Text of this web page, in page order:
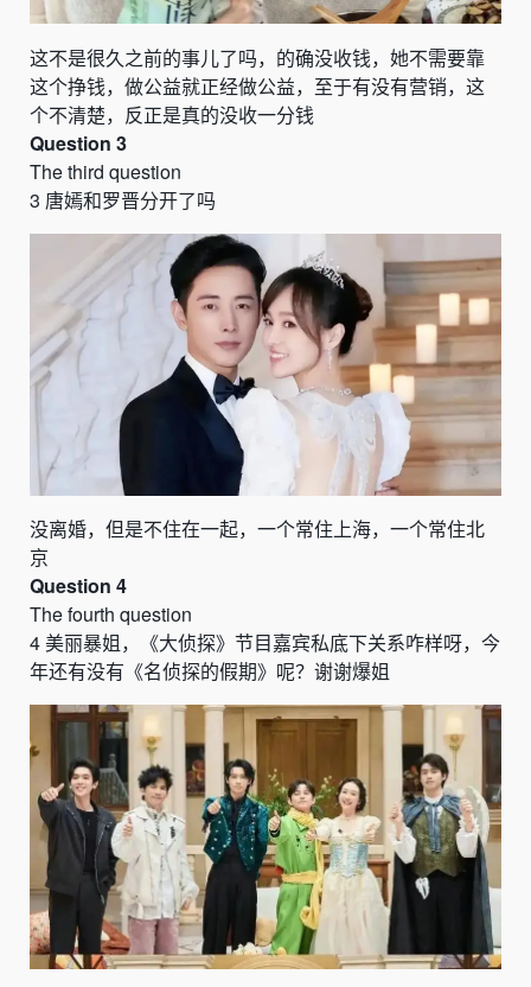
这不是很久之前的事儿了吗，的确没收钱，她不需要靠
这个挣钱，做公益就正经做公益，至于有没有营销，这
个不清楚，反正是真的没收一分钱
Question 3
The third question
3 唐嫣和罗晋分开了吗
没离婚，但是不住在一起，一个常住上海，一个常住北
京
Question 4
The fourth question
4美丽暴姐， 《大侦探》 节目嘉宾私底下关系咋样呀，今
年还有没有 《名侦探的假期》 呢？谢谢爆姐